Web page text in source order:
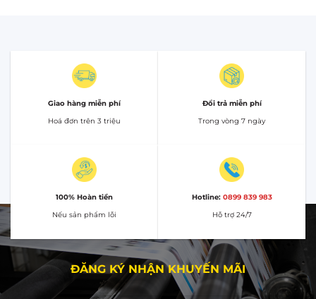
Giao hàng miễn phí
Hoá đơn trên 3 triệu
Đổi trả miễn phí
Trong vòng 7 ngày
100% Hoàn tiền
Nếu sản phẩm lỗi
Hotline: 0899 839 983
Hỗ trợ 24/7
ĐĂNG KÝ NHẬN KHUYẾN MÃI